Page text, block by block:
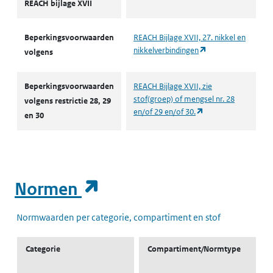
REACH bijlage XVII
Beperkingsvoorwaarden
volgens
REACH Bijlage XVII, 27. nikkel en
nikkelverbindingen
Beperkingsvoorwaarden
volgens restrictie 28, 29
en 30
REACH Bijlage XVII, zie
stof(groep) of mengsel nr. 28
en/of 29 en/of 30.
Normen
Normwaarden per categorie, compartiment en stof
Categorie Compartiment/Normtype